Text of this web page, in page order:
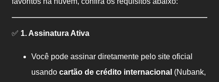
✅ 1. Assinatura Ativa
Você pode assinar diretamente pelo site oficial
usando cartão de crédito internacional (Nubank,